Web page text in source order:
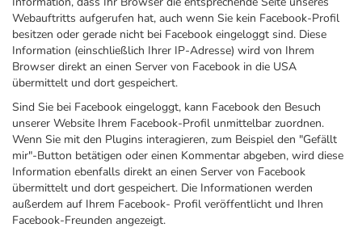
Webauftritts aufgerufen hat, auch wenn Sie kein Facebook-Profil
besitzen oder gerade nicht bei Facebook eingeloggt sind. Diese
Information (einschließlich Ihrer IP-Adresse) wird von Ihrem
Browser direkt an einen Server von Facebook in die USA
übermittelt und dort gespeichert.
Sind Sie bei Facebook eingeloggt, kann Facebook den Besuch
unserer Website Ihrem Facebook-Profil unmittelbar zuordnen.
Wenn Sie mit den Plugins interagieren, zum Beispiel den "Gefällt
mir"-Button betätigen oder einen Kommentar abgeben, wird diese
Information ebenfalls direkt an einen Server von Facebook
übermittelt und dort gespeichert. Die Informationen werden
außerdem auf Ihrem Facebook- Profil veröffentlicht und Ihren
Facebook-Freunden angezeigt.